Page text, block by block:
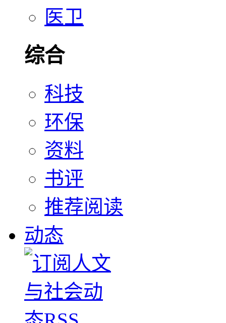
医卫
综合
科技
环保
资料
书评
推荐阅读
动态